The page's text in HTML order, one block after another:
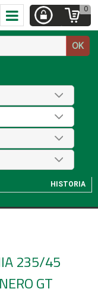
0
OK
HISTORIA
235/45
GT